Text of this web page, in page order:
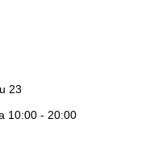
23
10:00 - 20:00